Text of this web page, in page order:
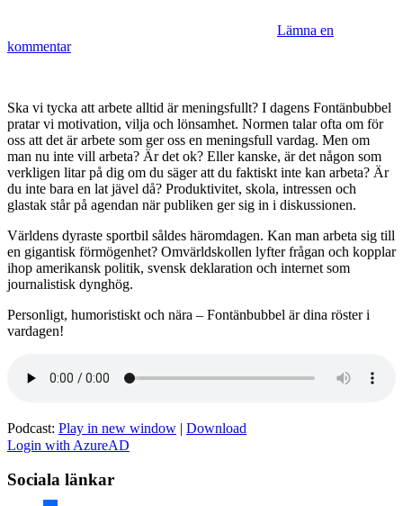
Lämna en
kommentar
Ska vi tycka att arbete alltid är meningsfullt? I dagens Fontänbubbel
pratar vi motivation, vilja och lönsamhet. Normen talar ofta om för
oss att det är arbete som ger oss en meningsfull vardag. Men om
man nu inte vill arbeta? Är det ok? Eller kanske, är det någon som
verkligen litar på dig om du säger att du faktiskt inte kan arbeta? Är
du inte bara en lat jävel då? Produktivitet, skola, intressen och
glastak står på agendan när publiken ger sig in i diskussionen.
Världens dyraste sportbil såldes häromdagen. Kan man arbeta sig till
en gigantisk förmögenhet? Omvärldskollen lyfter frågan och kopplar
ihop amerikansk politik, svensk deklaration och internet som
journalistisk dynghög.
Personligt, humoristiskt och nära – Fontänbubbel är dina röster i
vardagen!
Podcast: Play in new window | Download
Login with AzureAD
Sociala länkar